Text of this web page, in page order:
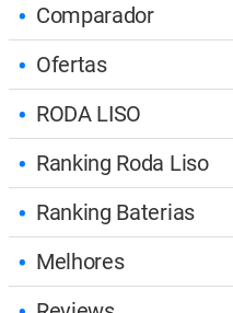
Comparador
Ofertas
RODA LISO
Ranking Roda Liso
Ranking Baterias
Melhores